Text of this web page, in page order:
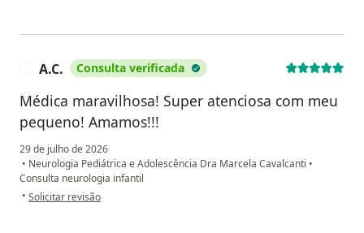
A.C. Consulta verificada
Médica maravilhosa! Super atenciosa com meu
pequeno! Amamos!!!
29 de julho de 2026
• Neurologia Pediátrica e Adolescência Dra Marcela Cavalcanti •
Consulta neurologia infantil
• na opinião do utilizador A.C.
Solicitar revisão